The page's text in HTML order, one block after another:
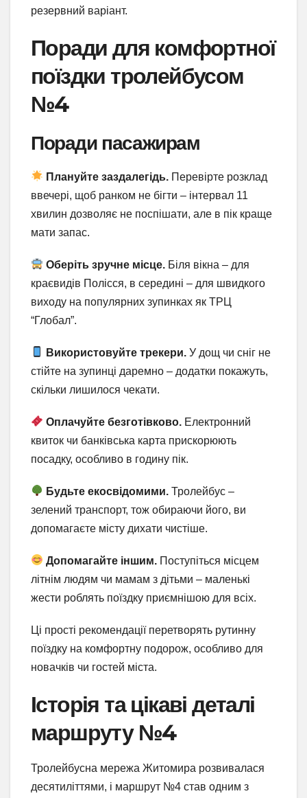
резервний варіант.
Поради для комфортної
поїздки тролейбусом
№4
Поради пасажирам
Плануйте заздалегідь. Перевірте розклад
ввечері, щоб ранком не бігти – інтервал 11
хвилин дозволяє не поспішати, але в пік краще
мати запас.
Оберіть зручне місце. Біля вікна – для
краєвидів Полісся, в середині – для швидкого
виходу на популярних зупинках як ТРЦ
“Глобал”.
Використовуйте трекери. У дощ чи сніг не
стійте на зупинці даремно – додатки покажуть,
скільки лишилося чекати.
Оплачуйте безготівково. Електронний
квиток чи банківська карта прискорюють
посадку, особливо в годину пік.
Будьте екосвідомими. Тролейбус –
зелений транспорт, тож обираючи його, ви
допомагаєте місту дихати чистіше.
Допомагайте іншим. Поступіться місцем
літнім людям чи мамам з дітьми – маленькі
жести роблять поїздку приємнішою для всіх.
Ці прості рекомендації перетворять рутинну
поїздку на комфортну подорож, особливо для
новачків чи гостей міста.
Історія та цікаві деталі
маршруту №4
Тролейбусна мережа Житомира розвивалася
десятиліттями, і маршрут №4 став одним з